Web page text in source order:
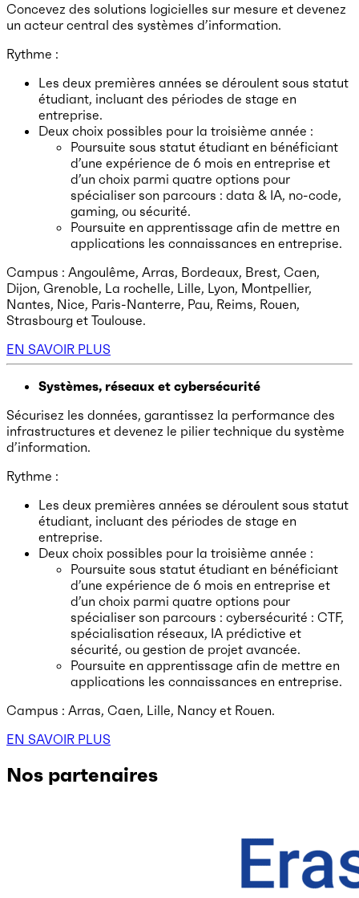
Concevez des solutions logicielles sur mesure et devenez
un acteur central des systèmes d’information.
Rythme :
Les deux premières années se déroulent sous statut
étudiant, incluant des périodes de stage en
entreprise.
Deux choix possibles pour la troisième année :
Poursuite sous statut étudiant en bénéficiant
d’une expérience de 6 mois en entreprise et
d’un choix parmi quatre options pour
spécialiser son parcours : data & IA, no-code,
gaming, ou sécurité.
Poursuite en apprentissage afin de mettre en
applications les connaissances en entreprise.
Campus : Angoulême, Arras, Bordeaux, Brest, Caen,
Dijon, Grenoble, La rochelle, Lille, Lyon, Montpellier,
Nantes, Nice, Paris-Nanterre, Pau, Reims, Rouen,
Strasbourg et Toulouse.
EN SAVOIR PLUS
Systèmes, réseaux et cybersécurité
Sécurisez les données, garantissez la performance des
infrastructures et devenez le pilier technique du système
d’information.
Rythme :
Les deux premières années se déroulent sous statut
étudiant, incluant des périodes de stage en
entreprise.
Deux choix possibles pour la troisième année :
Poursuite sous statut étudiant en bénéficiant
d’une expérience de 6 mois en entreprise et
d’un choix parmi quatre options pour
spécialiser son parcours : cybersécurité : CTF,
spécialisation réseaux, IA prédictive et
sécurité, ou gestion de projet avancée.
Poursuite en apprentissage afin de mettre en
applications les connaissances en entreprise.
Campus : Arras, Caen, Lille, Nancy et Rouen.
EN SAVOIR PLUS
Nos partenaires